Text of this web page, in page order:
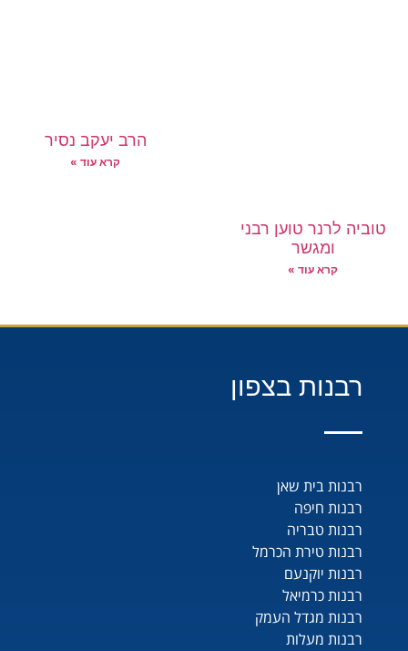
טוביה לרנר טוען רבני
ומגשר
קרא עוד »
הרב יעקב נסיר
קרא עוד »
רבנות בצפון
רבנות בית שאן
רבנות חיפה
רבנות טבריה
רבנות טירת הכרמל
רבנות יוקנעם
רבנות כרמיאל
רבנות מגדל העמק
רבנות מעלות